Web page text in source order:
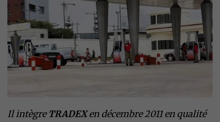
​Il intègreTRADEXen décembre 2011 en qualité